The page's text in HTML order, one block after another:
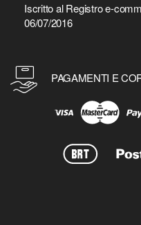
Iscritto al Registro e-
06/07/2016
PAGAMENTI E